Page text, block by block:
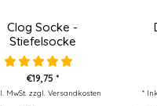
Clog Socke -
Stiefelsocke
€19,75 *
MwSt. zzgl.Versandkosten *